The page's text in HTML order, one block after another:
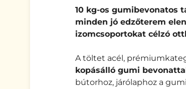
10 kg-os gumibevonatos
minden jó edzőterem
izomcsoportokat célzó
A töltet acél,
kopásálló gumi
bútorhoz, járólaphoz a